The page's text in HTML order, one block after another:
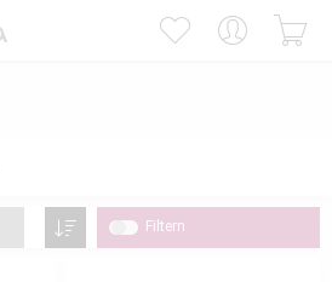
Filtern